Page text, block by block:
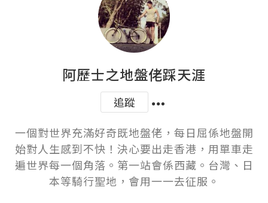
阿歷士之地盤佬踩天涯
追蹤
一個對世界充滿好奇既地盤佬，每日屈係地盤開
始對人生感到不快！決心要出走香港，用單車走
遍世界每一個角落。第一站會係西藏。台灣、日
本等騎行聖地，會用一一去征服。